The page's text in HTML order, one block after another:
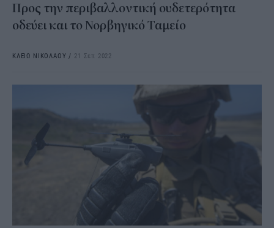
Προς την περιβαλλοντική ουδετερότητα
οδεύει και το Νορβηγικό Ταμείο
ΚΛΕΙΩ ΝΙΚΟΛΑΟΥ / 21 Σεπ 2022